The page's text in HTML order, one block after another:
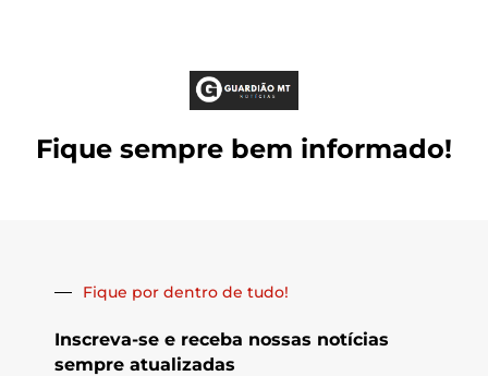
Fique sempre bem informado!
Fique por dentro de tudo!
Inscreva-se e receba nossas notícias
sempre atualizadas